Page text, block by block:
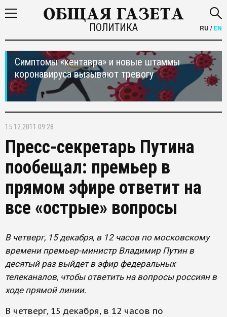
ПОЛИТИКА RU /EN
Симптомы «кентавра» и новые штаммы
коронавируса вызывают тревогу
15.12.2011 09:28
Пресс-секретарь Путина
пообещал: премьер в
прямом эфире ответит на
все «острые» вопросы
В четверг, 15 декабря, в 12 часов по московскому
времени премьер-министр Владимир Путин в
десятый раз выйдет в эфир федеральных
телеканалов, чтобы ответить на вопросы россиян в
ходе прямой линии.
В четверг, 15 декабря, в 12 часов по